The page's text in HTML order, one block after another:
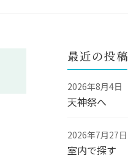
最近の投稿
2026年8月4日
天神祭へ
2026年7月27日
室内で探す